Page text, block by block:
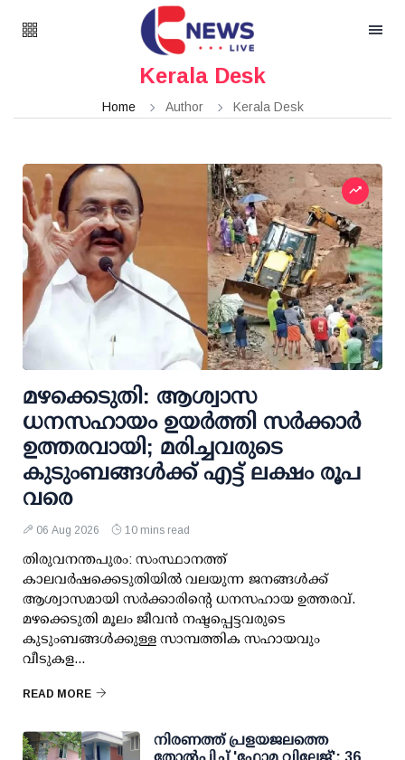
Kerala Desk
Home Author Kerala Desk
മഴക്കെടുതി: ആശ്വാസ
ധനസഹായം ഉയര്‍ത്തി സര്‍ക്കാര്‍
ഉത്തരവായി; മരിച്ചവരുടെ
കുടുംബങ്ങള്‍ക്ക് എട്ട് ലക്ഷം രൂപ
വരെ
06 Aug 2026 10 mins read
തിരുവനന്തപുരം: സംസ്ഥാനത്ത്
കാലവര്‍ഷക്കെടുതിയില്‍ വലയുന്ന ജനങ്ങള്‍ക്ക്
ആശ്വാസമായി സര്‍ക്കാരിന്റെ ധനസഹായ ഉത്തരവ്.
മഴക്കെടുതി മൂലം ജീവന്‍ നഷ്ടപ്പെട്ടവരുടെ
കുടുംബങ്ങള്‍ക്കുള്ള സാമ്പത്തിക സഹായവും
വീടുകള...
READ MORE
നിരണത്ത് പ്രളയജലത്തെ
തോല്‍പ്പിച്ച് 'ഫോമ വില്ലേജ്'; 36